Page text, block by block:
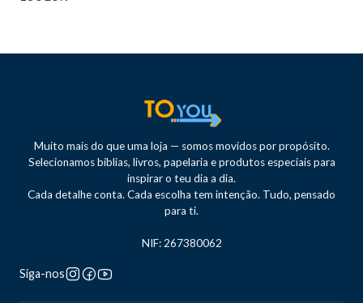
Muito mais do que uma loja — somos movidos por propósito.
Selecionamos bíblias, livros, papelaria e produtos especiais para
inspirar o teu dia a dia.
Cada detalhe conta. Cada escolha tem intenção. Tudo, pensado
para ti.
NIF: 267380062
Siga-nos